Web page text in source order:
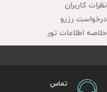
نظرات کاربران
درخواست رزرو
خلاصه اطلاعات تور
تماس